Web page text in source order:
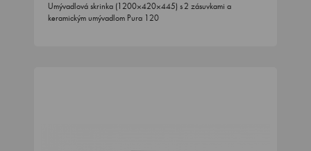
Umývadlová skrinka (1200×420×445) s 2 zásuvkami a
keramickým umývadlom Pura 120